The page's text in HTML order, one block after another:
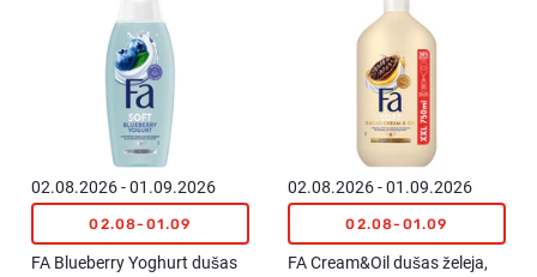
02.08.2026 - 01.09.2026
02.08-01.09
FA Blueberry Yoghurt dušas
02.08.2026 - 01.09.2026
02.08-01.09
FA Cream&Oil dušas želeja,